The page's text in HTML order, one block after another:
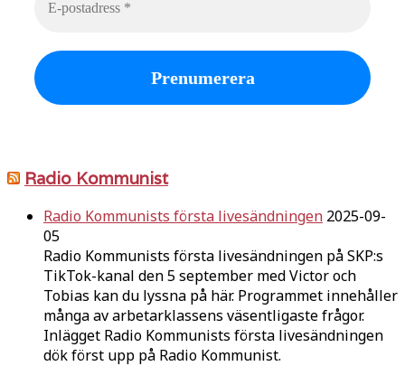
Radio Kommunist
Radio Kommunists första livesändningen 2025-09-
05
Radio Kommunists första livesändningen på SKP:s
TikTok-kanal den 5 september med Victor och
Tobias kan du lyssna på här. Programmet innehåller
många av arbetarklassens väsentligaste frågor.
Inlägget Radio Kommunists första livesändningen
dök först upp på Radio Kommunist.